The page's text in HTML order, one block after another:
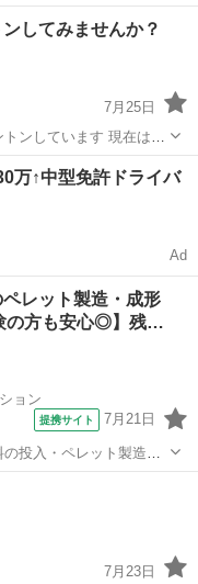
たりでしたら通えると
高/専門学校(硬式)/企業
ム
してみませんか？
7月25日
ンしています 現在は中
全くしていない方や引越
い！ また初めてみませ
遊び
万↑中型免許ドライバ
Ad
レット製造・成形
の方も安心◎】残…
ョン
提携サイト 7月21日
投入・ペレット製造機
25kg)、 製品リフトで運
パー等のリサイクル品
7月23日